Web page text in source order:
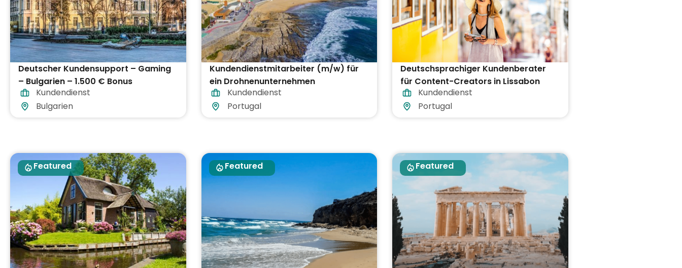
Deutscher Kundensupport – Gaming
– Bulgarien – 1.500 € Bonus
Kundendienst
Bulgarien
Kundendienstmitarbeiter (m/w) für
ein Drohnenunternehmen
Kundendienst
Portugal
Deutschsprachiger Kundenberater
für Content-Creators in Lissabon
Kundendienst
Portugal
Featured Featured Featured